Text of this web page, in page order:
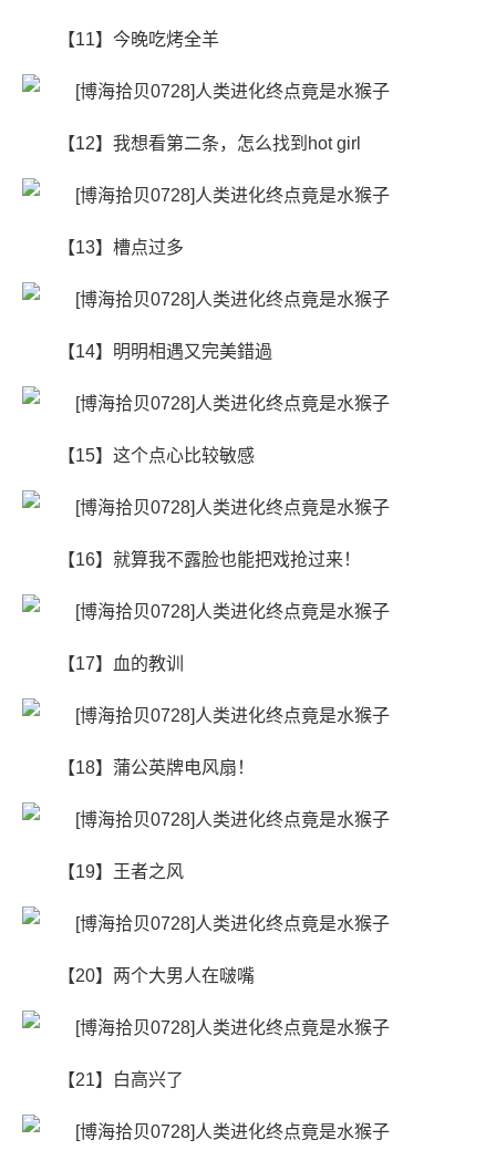
【11】今晚吃烤全羊
【12】我想看第二条，怎么找到hot girl
【13】槽点过多
【14】明明相遇又完美錯過
【15】这个点心比较敏感
【16】就算我不露脸也能把戏抢过来！
【17】血的教训
【18】蒲公英牌电风扇！
【19】王者之风
【20】两个大男人在啵嘴
【21】白高兴了